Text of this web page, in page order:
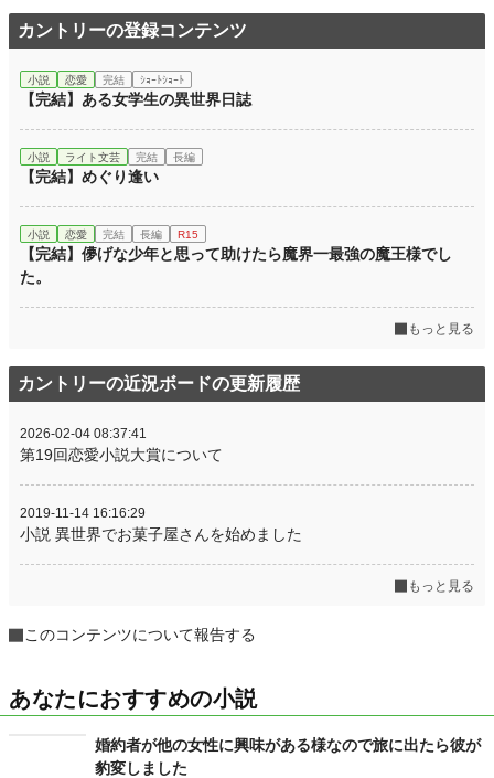
カントリーの登録コンテンツ
小説 恋愛 完結 ｼｮｰﾄｼｮｰﾄ
【完結】ある女学生の異世界日誌
小説 ライト文芸 完結 長編
【完結】めぐり逢い
小説 恋愛 完結 長編 R15
【完結】儚げな少年と思って助けたら魔界一最強の魔王様でし
た。
もっと見る
カントリーの近況ボードの更新履歴
2026-02-04 08:37:41
第19回恋愛小説大賞について
2019-11-14 16:16:29
小説 異世界でお菓子屋さんを始めました
もっと見る
このコンテンツについて報告する
あなたにおすすめの小説
婚約者が他の女性に興味がある様なので旅に出たら彼が
豹変しました